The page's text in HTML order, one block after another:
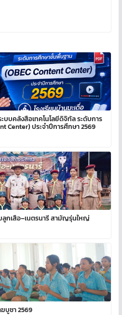
บบคลังสื่อเทคโนโลยีดิจิทัล ระดับการ
Center) ประจำปีการศึกษา 2569
กเสือ–เนตรนารี สามัญรุ่นใหญ่
บูชา 2569